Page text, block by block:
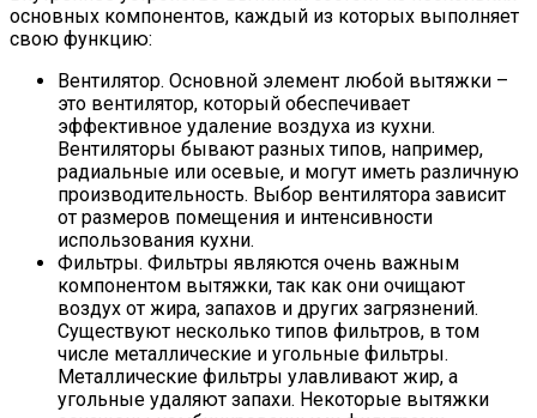
основных компонентов, каждый из которых выполняет
свою функцию:
Вентилятор. Основной элемент любой вытяжки –
это вентилятор, который обеспечивает
эффективное удаление воздуха из кухни.
Вентиляторы бывают разных типов, например,
радиальные или осевые, и могут иметь различную
производительность. Выбор вентилятора зависит
от размеров помещения и интенсивности
использования кухни.
Фильтры. Фильтры являются очень важным
компонентом вытяжки, так как они очищают
воздух от жира, запахов и других загрязнений.
Существуют несколько типов фильтров, в том
числе металлические и угольные фильтры.
Металлические фильтры улавливают жир, а
угольные удаляют запахи. Некоторые вытяжки